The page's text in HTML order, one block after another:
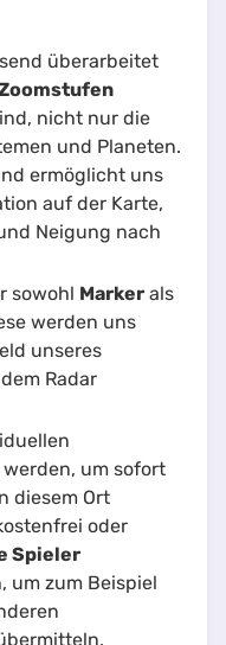
überarbeitet
nicht nur die
und Planeten.
ermöglicht uns
auf der Karte,
Neigung nach
sowohl Marker als
werden uns
unseres
Radar
um sofort
diesem Ort
oder
Spieler
um zum Beispiel